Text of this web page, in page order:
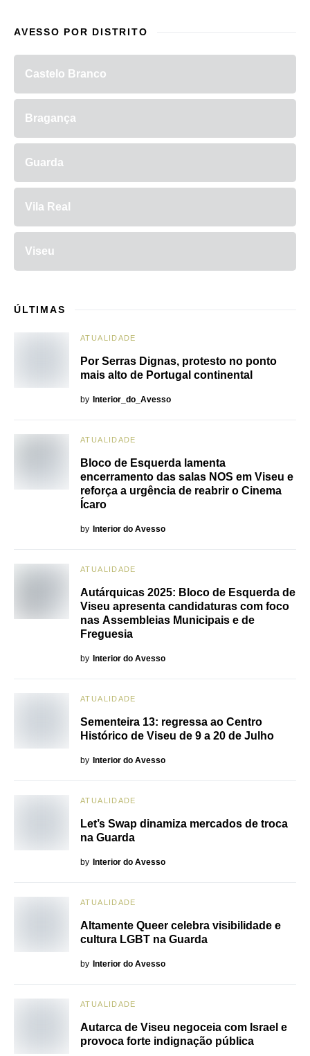
AVESSO POR DISTRITO
Castelo Branco
Bragança
Guarda
Vila Real
Viseu
ÚLTIMAS
ATUALIDADE
Por Serras Dignas, protesto no ponto
mais alto de Portugal continental
by Interior_do_Avesso
ATUALIDADE
Bloco de Esquerda lamenta
encerramento das salas NOS em Viseu e
reforça a urgência de reabrir o Cinema
Ícaro
by Interior do Avesso
ATUALIDADE
Autárquicas 2025: Bloco de Esquerda de
Viseu apresenta candidaturas com foco
nas Assembleias Municipais e de
Freguesia
by Interior do Avesso
ATUALIDADE
Sementeira 13: regressa ao Centro
Histórico de Viseu de 9 a 20 de Julho
by Interior do Avesso
ATUALIDADE
Let’s Swap dinamiza mercados de troca
na Guarda
by Interior do Avesso
ATUALIDADE
Altamente Queer celebra visibilidade e
cultura LGBT na Guarda
by Interior do Avesso
ATUALIDADE
Autarca de Viseu negoceia com Israel e
provoca forte indignação pública